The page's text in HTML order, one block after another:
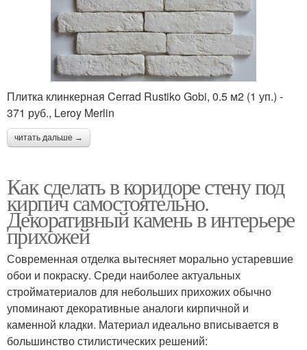
Плитка клинкерная Cerrad Rustiko Gobi, 0.5 м2 (1 уп.) -
371 руб., Leroy Merlin
читать дальше →
Как сделать в коридоре стену под
кирпич самостоятельно.
Декоративный камень в интерьере
прихожей
Современная отделка вытесняет морально устаревшие
обои и покраску. Среди наиболее актуальных
стройматериалов для небольших прихожих обычно
упоминают декоративные аналоги кирпичной и
каменной кладки. Материал идеально вписывается в
большинство стилистических решений: